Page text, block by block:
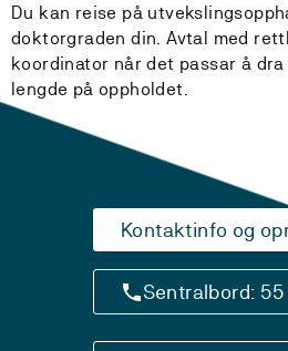
Du kan reise på
doktorgraden din. Avtal med
koordinator når det passar å
lengde på oppholdet.
Kontaktinfo og
Sentralbord: